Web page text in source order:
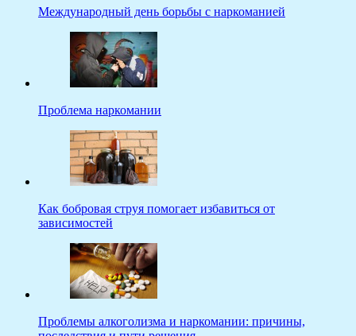
Международный день борьбы с наркоманией
Проблема наркомании
Как бобровая струя помогает избавиться от
зависимостей
Проблемы алкоголизма и наркомании: причины,